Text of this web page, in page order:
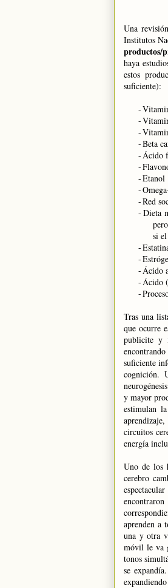
Una
Institutos
productos/
haya
estos
suficiente):
-
-
-
-Beta
-Ácido
-
-Etanol
-
-Red
- Dieta
si
-
-
-Ácido
-Ácido (
-
Tras una
que ocurre
publicite y
suficiente
cognición.
y mayor
estimulan
circuitos
energía
Uno de los
cerebro
aprenden a
una y otra
móvil le va
tonos
se